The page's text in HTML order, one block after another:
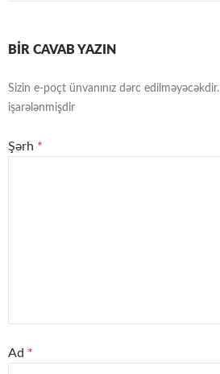
BIR CAVAB YAZIN
Sizin e-poçt ünvanınız dərc edilməyəcəkdir.
işarələnmişdir
Şərh *
Ad *